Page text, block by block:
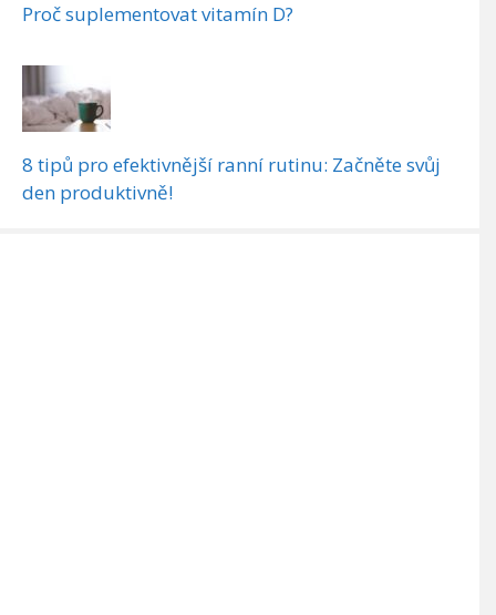
Proč suplementovat vitamín D?
8 tipů pro efektivnější ranní rutinu: Začněte svůj
den produktivně!